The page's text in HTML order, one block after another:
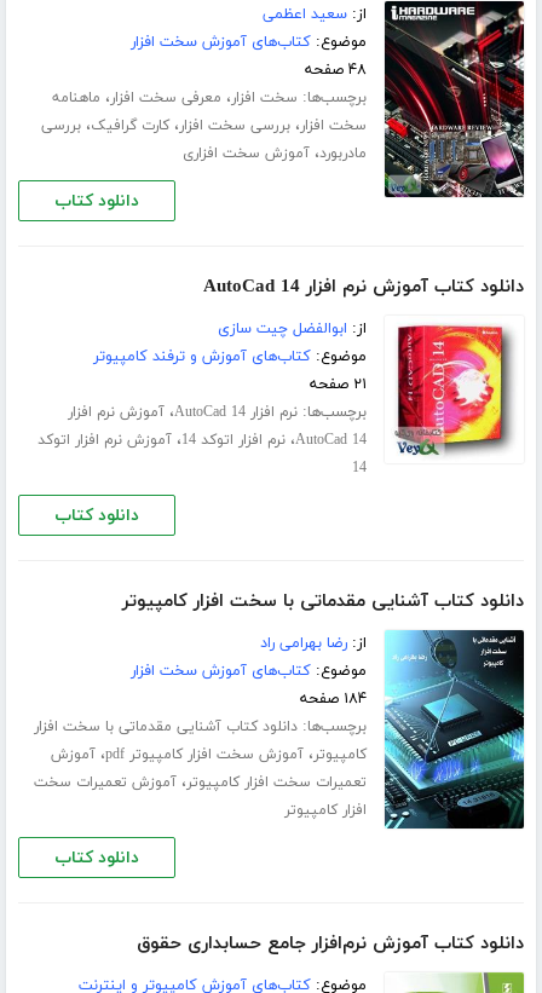
از:سعید اعظمی
موضوع:کتاب‌های آموزش سخت افزار
۴۸ صفحه
برچسب‌ها: سخت افزار، معرفی سخت افزار، ماهنامه
سخت افزار،بررسی سخت افزار،کارت گرافیک،بررسی
مادربورد،آموزش سخت افزاری
دانلود کتاب
دانلود کتاب آموزش نرم افزار AutoCad 14
از: ابوالفضل چیت سازی
موضوع:کتاب‌های آموزش و ترفند کامپیوتر
۲۱ صفحه
برچسب‌ها:نرم افزار AutoCad 14 ،آموزش نرم افزار
AutoCad 14،نرم افزار اتوکد 14 ،آموزش نرم افزار اتوکد
14
دانلود کتاب
دانلود کتاب آشنایی مقدماتی با سخت افزار کامپیوتر
از:رضا بهرامی راد
موضوع:کتاب‌های آموزش سخت افزار
۱۸۴ صفحه
برچسب‌ها:دانلود کتاب آشنایی مقدماتی با سخت افزار
کامپیوتر،آموزش سخت افزار کامپیوتر pdf ،آموزش
تعمیرات سخت افزار کامپیوتر،آموزش تعمیرات سخت
افزار کامپیوتر
دانلود کتاب
دانلود کتاب آموزش نرم‌افزار جامع حسابداری حقوق
موضوع:کتاب‌های آموزش کامپیوتر و اینترنت